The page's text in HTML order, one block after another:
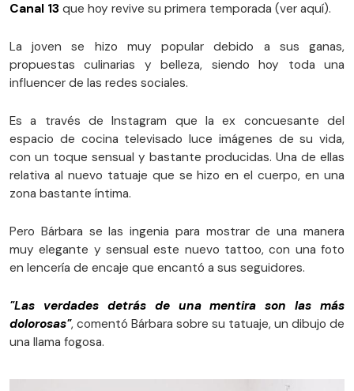
Canal 13 que hoy revive su primera temporada (ver aquí).
La joven se hizo muy popular debido a sus ganas,
propuestas culinarias y belleza, siendo hoy toda una
influencer de las redes sociales.
Es a través de Instagram que la ex concuesante del
espacio de cocina televisado luce imágenes de su vida,
con un toque sensual y bastante producidas. Una de ellas
relativa al nuevo tatuaje que se hizo en el cuerpo, en una
zona bastante íntima.
Pero Bárbara se las ingenia para mostrar de una manera
muy elegante y sensual este nuevo tattoo, con una foto
en lencería de encaje que encantó a sus seguidores.
"Las verdades detrás de una mentira son las más
dolorosas", comentó Bárbara sobre su tatuaje, un dibujo de
una llama fogosa.